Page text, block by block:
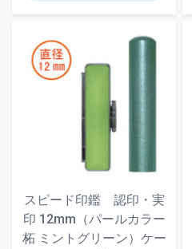
スピード印鑑 認印・実
印 12mm（パールカラー
柘 ミントグリーン）ケー